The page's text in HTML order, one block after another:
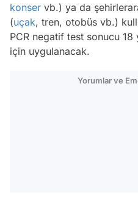
konser vb.) ya da
(uçak, tren, otobüs vb.)
PCR negatif test sonucu
için uygulanacak.
Yorumlar ve